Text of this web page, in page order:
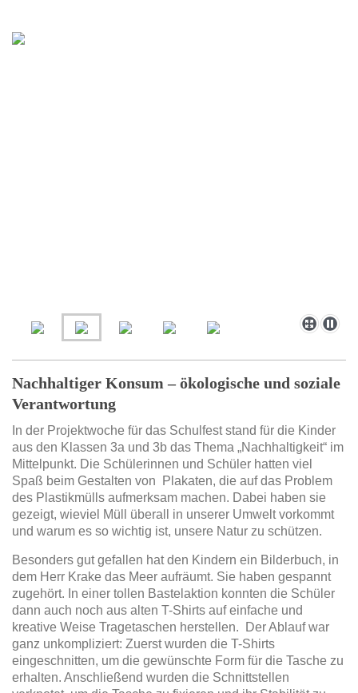
Nachhaltiger Konsum – ökologische und soziale
Verantwortung
In der Projektwoche für das Schulfest stand für die Kinder
aus den Klassen 3a und 3b das Thema „Nachhaltigkeit“ im
Mittelpunkt. Die Schülerinnen und Schüler hatten viel
Spaß beim Gestalten von Plakaten, die auf das Problem
des Plastikmülls aufmerksam machen. Dabei haben sie
gezeigt, wieviel Müll überall in unserer Umwelt vorkommt
und warum es so wichtig ist, unsere Natur zu schützen.
Besonders gut gefallen hat den Kindern ein Bilderbuch, in
dem Herr Krake das Meer aufräumt. Sie haben gespannt
zugehört. In einer tollen Bastelaktion konnten die Schüler
dann auch noch aus alten T-Shirts auf einfache und
kreative Weise Tragetaschen herstellen. Der Ablauf war
ganz unkompliziert: Zuerst wurden die T-Shirts
eingeschnitten, um die gewünschte Form für die Tasche zu
erhalten. Anschließend wurden die Schnittstellen